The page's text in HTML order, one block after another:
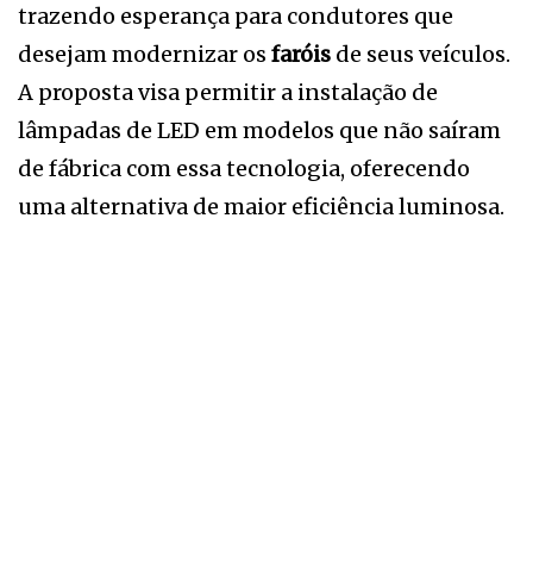
trazendo esperança para condutores que
desejam modernizar os faróis de seus veículos.
A proposta visa permitir a instalação de
lâmpadas de LED em modelos que não saíram
de fábrica com essa tecnologia, oferecendo
uma alternativa de maior eficiência luminosa.